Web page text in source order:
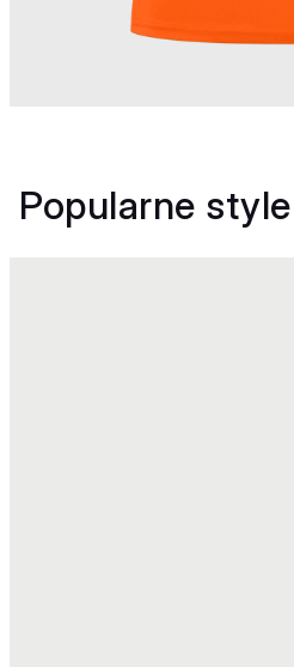
Popularne style